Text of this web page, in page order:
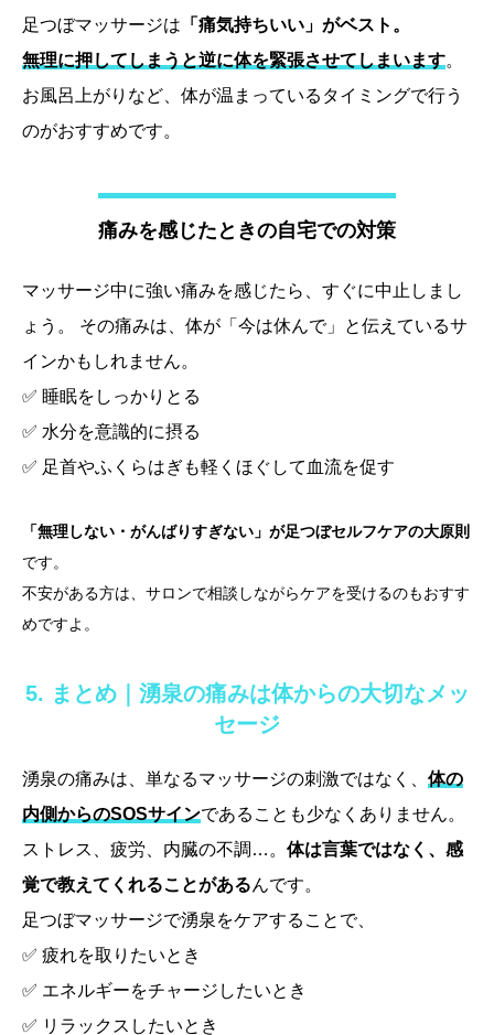
足つぼマッサージは 「痛気持ちいい」がベスト。
無理に押してしまうと逆に体を緊張させてしまいます。
お風呂上がりなど、体が温まっているタイミングで行う
のがおすすめです。
痛みを感じたときの自宅での対策
マッサージ中に強い痛みを感じたら、すぐに中止しまし
ょう。 その痛みは、体が「今は休んで」と伝えているサ
インかもしれません。
✅ 睡眠をしっかりとる
✅ 水分を意識的に摂る
✅ 足首やふくらはぎも軽くほぐして血流を促す
「無理しない・がんばりすぎない」が足つぼセルフケアの大原則
です。
不安がある方は、サロンで相談しながらケアを受けるのもおすす
めですよ。
5. まとめ｜湧泉の痛みは体からの大切なメッ
セージ
湧泉の痛みは、単なるマッサージの刺激ではなく、 体の
内側からのSOSサインであることも少なくありません。
ストレス、疲労、内臓の不調…。 体は言葉ではなく、感
覚で教えてくれることがあるんです。
足つぼマッサージで湧泉をケアすることで、
✅ 疲れを取りたいとき
✅ エネルギーをチャージしたいとき
✅ リラックスしたいとき